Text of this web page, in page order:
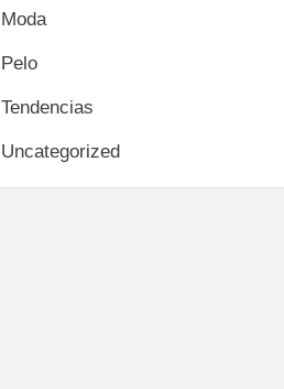
Moda
Pelo
Tendencias
Uncategorized